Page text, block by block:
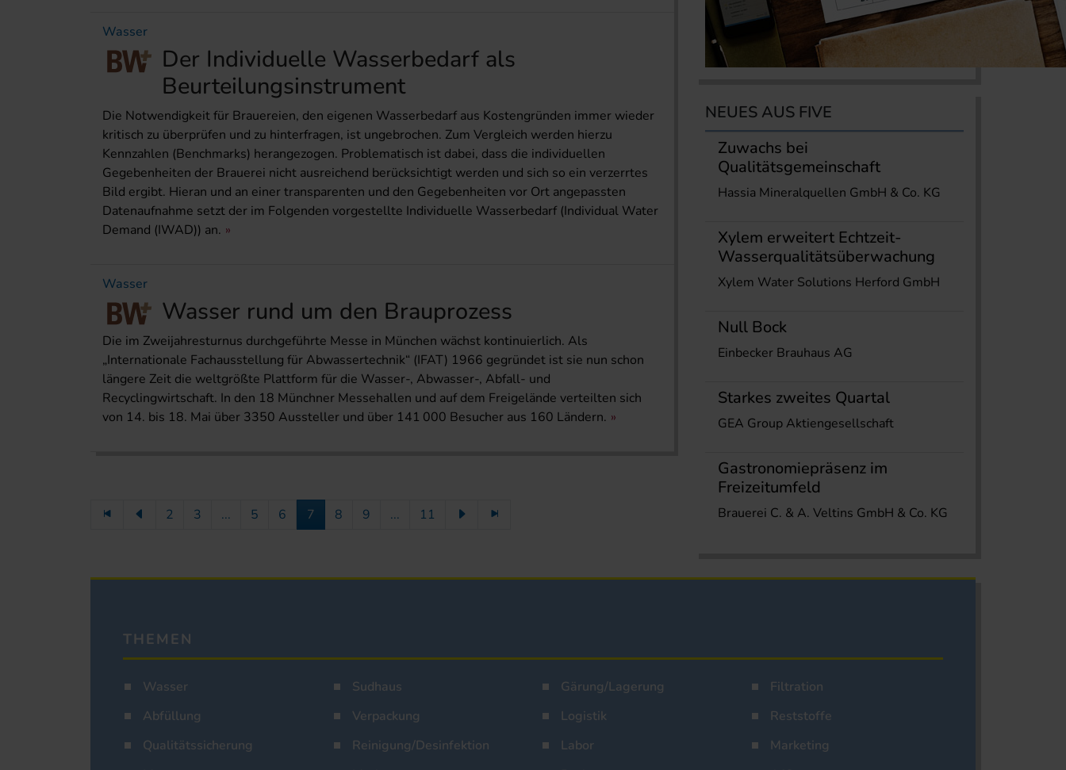
Wasser
Der Individuelle Wasser­bedarf als
Beurteilungsinstrument
Die Notwendigkeit für Brauereien, den eigenen Wasserbedarf aus Kostengründen immer wieder
kritisch zu überprüfen und zu hinterfragen, ist ungebrochen. Zum Vergleich werden hierzu
Kennzahlen (Benchmarks) herangezogen. Problema­tisch ist dabei, dass die individuellen
Gegebenheiten der Brauerei nicht ausreichend berücksichtigt werden und sich so ein verzerrtes
Bild ergibt. Hieran und an einer transparenten und den Gegebenheiten vor Ort angepassten
Datenaufnahme setzt der im Folgenden vorgestellte Individuelle Wasserbedarf (Individual Water
Demand (IWAD)) an.
Wasser
Wasser rund um den Brauprozess
Die im Zweijahresturnus durchgeführte Messe in München wächst kontinuierlich. Als
„Internationale Fachausstel­lung für Abwassertechnik“ (IFAT) 1966 gegründet ist sie nun schon
längere Zeit die weltgrößte Plattform für die Wasser-, Abwasser-, Abfall- und
Recyclingwirtschaft. In den 18 Münchner Messehallen und auf dem Freigelände verteilten sich
von 14. bis 18. Mai über 3350 Aussteller und über 141 000 Besucher aus 160 Ländern.
2 3 ... 5 6 7 8 9 ... 11
NEUES AUS FIVE
Zuwachs bei
Qualitätsgemeinschaft
Hassia Mineralquellen GmbH & Co. KG
Xylem erweitert Echtzeit-
Wasserqualitätsüberwachung
Xylem Water Solutions Herford GmbH
Null Bock
Einbecker Brauhaus AG
Starkes zweites Quartal
GEA Group Aktiengesellschaft
Gastronomiepräsenz im
Freizeitumfeld
Brauerei C. & A. Veltins GmbH & Co. KG
THEMEN
Wasser Sudhaus Gärung/Lagerung
Filtration
Abfüllung
Verpackung Logistik
Reststoffe
Qualitätssicherung
Reinigung/Desinfektion Labor
Marketing